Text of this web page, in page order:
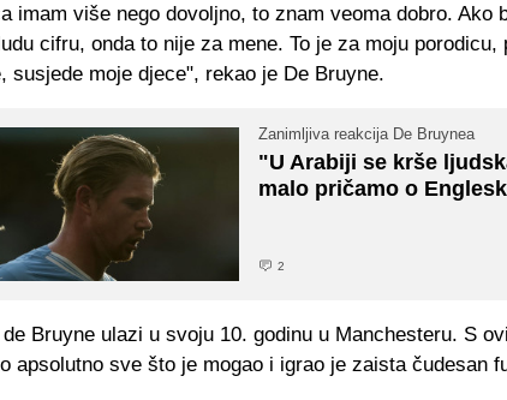
imam više nego dovoljno, to znam veoma dobro. Ako
cifru, onda to nije za mene. To je za moju porodicu,
susjede moje djece", rekao je De Bruyne.
Zanimljiva reakcija De Bruynea
"U Arabiji se krše
malo pričamo o
2
Bruyne ulazi u svoju 10. godinu u Manchesteru. S
apsolutno sve što je mogao i igrao je zaista čudesan